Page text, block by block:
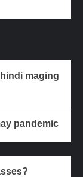
maging
pandemic